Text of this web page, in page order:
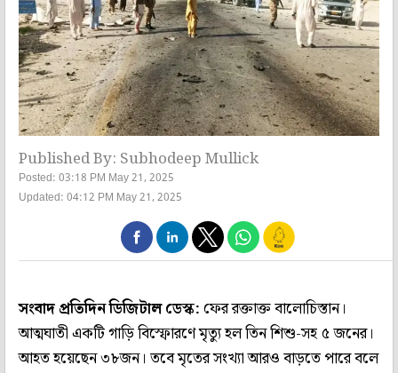
Published By: Subhodeep Mullick
Posted: 03:18 PM May 21, 2025
Updated: 04:12 PM May 21, 2025
সংবাদ প্রতিদিন ডিজিটাল ডেস্ক:ফের রক্তাক্ত বালোচিস্তান।
আত্মঘাতী একটি গাড়ি বিস্ফোরণে মৃত্যু হল তিন শিশু-সহ ৫ জনের।
আহত হয়েছেন ৩৮জন। তবে মৃতের সংখ্যা আরও বাড়তে পারে বলে